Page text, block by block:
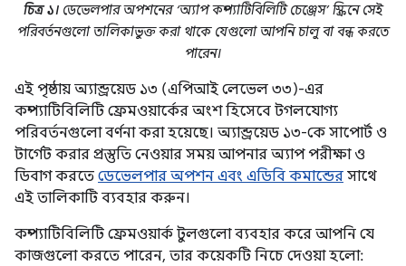
চিত্র ১। ডেভেলপার অপশনের ‘অ্যাপ কম্প্যাটিবিলিটি চেঞ্জেস’ স্ক্রিনে সেই
পরিবর্তনগুলো তালিকাভুক্ত করা থাকে যেগুলো আপনি চালু বা বন্ধ করতে
পারেন।
এই পৃষ্ঠায় অ্যান্ড্রয়েড ১৩ (এপিআই লেভেল ৩৩)-এর
কম্প্যাটিবিলিটি ফ্রেমওয়ার্কের অংশ হিসেবে টগলযোগ্য
পরিবর্তনগুলো বর্ণনা করা হয়েছে। অ্যান্ড্রয়েড ১৩-কে সাপোর্ট ও
টার্গেট করার প্রস্তুতি নেওয়ার সময় আপনার অ্যাপ পরীক্ষা ও
ডিবাগ করতে ডেভেলপার অপশন এবং এডিবি কমান্ডের সাথে
এই তালিকাটি ব্যবহার করুন।
কম্প্যাটিবিলিটি ফ্রেমওয়ার্ক টুলগুলো ব্যবহার করে আপনি যে
কাজগুলো করতে পারেন, তার কয়েকটি নিচে দেওয়া হলো: